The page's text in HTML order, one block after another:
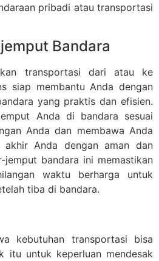
pribadi atau transportasi
Bandara
transportasi dari atau ke
siap membantu Anda dengan
yang praktis dan efisien.
Anda di bandara sesuai
Anda dan membawa Anda
akhir Anda dengan aman dan
jemput bandara ini memastikan
waktu berharga untuk
tiba di bandara.
kebutuhan transportasi bisa
itu untuk keperluan mendesak